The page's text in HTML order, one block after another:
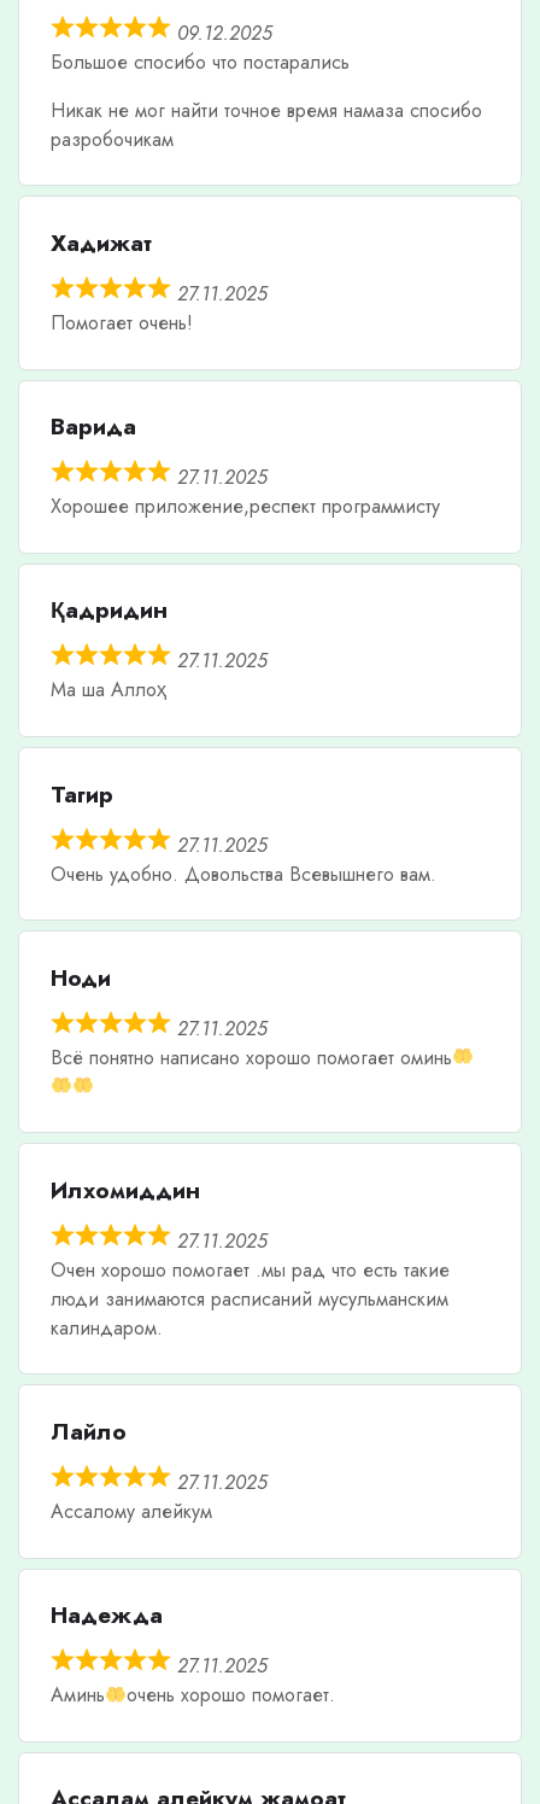
09.12.2025
Большое спосибо что постарались
Никак не мог найти точное время намаза спосибо
разробочикам
Хадижат
27.11.2025
Помогает очень!
Варида
27.11.2025
Хорошее приложение,респект программисту
Қадридин
27.11.2025
Ма ша Аллоҳ
Тагир
27.11.2025
Очень удобно. Довольства Всевышнего вам.
Ноди
27.11.2025
Всë понятно написано хорошо помогает оминь
Илхомиддин
27.11.2025
Очен хорошо помогает .мы рад что есть такие
люди занимаются расписаний мусульманским
калиндаром.
Лайло
27.11.2025
Ассалому алейкум
Надежда
27.11.2025
Аминь
очень хорошо помогает.